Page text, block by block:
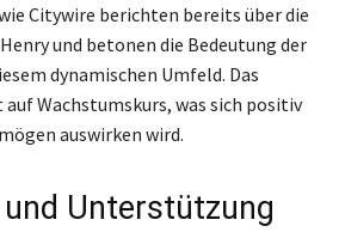
Citywire berichten bereits über die
und betonen die Bedeutung der
dynamischen Umfeld. Das
Wachstumskurs, was sich positiv
auswirken wird.
Unterstützung